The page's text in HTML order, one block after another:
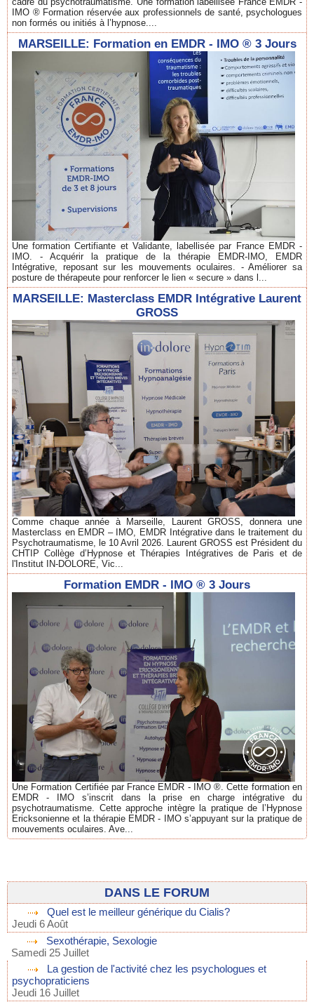
IMO ® Formation réservée aux professionnels de santé, psychologues
non formés ou initiés à l’hypnose....
MARSEILLE: Formation en EMDR - IMO ® 3 Jours
Une formation Certifiante et Validante, labellisée par France EMDR -
IMO. - Acquérir la pratique de la thérapie EMDR-IMO, EMDR
Intégrative, reposant sur les mouvements oculaires. - Améliorer sa
posture de thérapeute pour renforcer le lien « secure » dans l...
MARSEILLE: Masterclass EMDR Intégrative Laurent
GROSS
Comme chaque année à Marseille, Laurent GROSS, donnera une
Masterclass en EMDR – IMO, EMDR Intégrative dans le traitement du
Psychotraumatisme, le 10 Avril 2026. Laurent GROSS est Président du
CHTIP Collège d’Hypnose et Thérapies Intégratives de Paris et de
l'Institut IN-DOLORE, Vic...
Formation EMDR - IMO ® 3 Jours
Une Formation Certifiée par France EMDR - IMO ®. Cette formation en
EMDR - IMO s’inscrit dans la prise en charge intégrative du
psychotraumatisme. Cette approche intègre la pratique de l’Hypnose
Ericksonienne et la thérapie EMDR - IMO s’appuyant sur la pratique de
mouvements oculaires. Ave...
DANS LE FORUM
Quel est le meilleur générique du Cialis?
Jeudi 6 Août
Sexothérapie, Sexologie
Samedi 25 Juillet
La gestion de l'activité chez les psychologues et
psychopraticiens
Jeudi 16 Juillet